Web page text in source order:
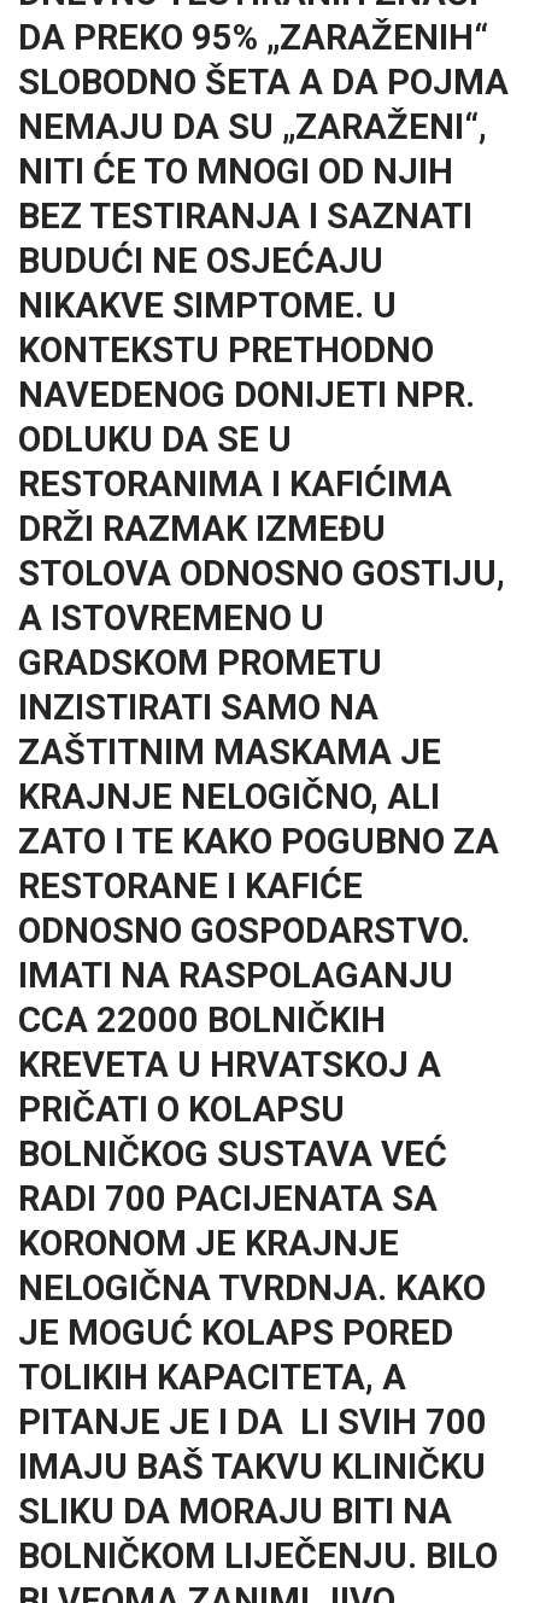
DA PREKO 95% „ZARAŽENIH“
SLOBODNO ŠETA A DA POJMA
NEMAJU DA SU „ZARAŽENI“,
NITI ĆE TO MNOGI OD NJIH
BEZ TESTIRANJA I SAZNATI
BUDUĆI NE OSJEĆAJU
NIKAKVE SIMPTOME. U
KONTEKSTU PRETHODNO
NAVEDENOG DONIJETI NPR.
ODLUKU DA SE U
RESTORANIMA I KAFIĆIMA
DRŽI RAZMAK IZMEĐU
STOLOVA ODNOSNO GOSTIJU,
A ISTOVREMENO U
GRADSKOM PROMETU
INZISTIRATI SAMO NA
ZAŠTITNIM MASKAMA JE
KRAJNJE NELOGIČNO, ALI
ZATO I TE KAKO POGUBNO ZA
RESTORANE I KAFIĆE
ODNOSNO GOSPODARSTVO.
IMATI NA RASPOLAGANJU
CCA 22000 BOLNIČKIH
KREVETA U HRVATSKOJ A
PRIČATI O KOLAPSU
BOLNIČKOG SUSTAVA VEĆ
RADI 700 PACIJENATA SA
KORONOM JE KRAJNJE
NELOGIČNA TVRDNJA. KAKO
JE MOGUĆ KOLAPS PORED
TOLIKIH KAPACITETA, A
PITANJE JE I DA LI SVIH 700
IMAJU BAŠ TAKVU KLINIČKU
SLIKU DA MORAJU BITI NA
BOLNIČKOM LIJEČENJU. BILO